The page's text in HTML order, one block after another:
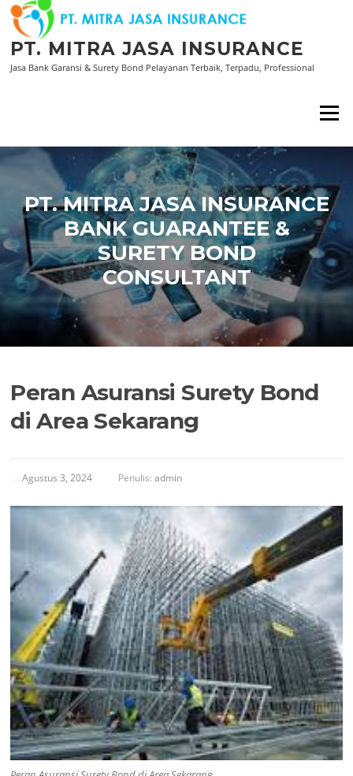
Lompat
konten
PT. MITRA JASA INSURANCE
Jasa Bank Garansi & Surety Bond Pelayanan Terbaik, Terpadu, Professional
Menu
PT. MITRA JASA INSURANCE
BANK GUARANTEE &
SURETY BOND
CONSULTANT
Peran Asuransi Surety Bond
di Area Sekarang
Agustus 3, 2024 Penulis:admin